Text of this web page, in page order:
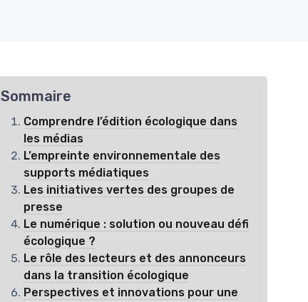
Sommaire
Comprendre l’édition écologique dans
les médias
L’empreinte environnementale des
supports médiatiques
Les initiatives vertes des groupes de
presse
Le numérique : solution ou nouveau défi
écologique ?
Le rôle des lecteurs et des annonceurs
dans la transition écologique
Perspectives et innovations pour une